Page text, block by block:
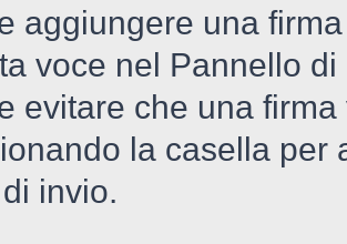
aggiungere una
voce nel Pannello
evitare che una
la casella per
invio.